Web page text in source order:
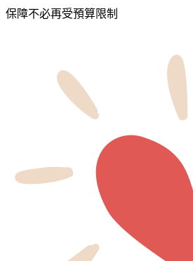
保障不必再受預算限制